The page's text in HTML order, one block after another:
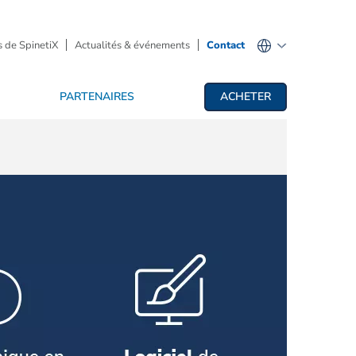
de SpinetiX Actualités & événements Contact
PARTENAIRES ACHETER